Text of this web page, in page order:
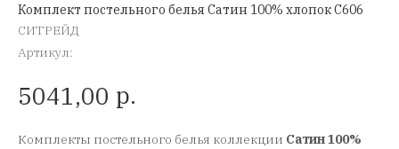
Комплект постельного белья Сатин 100% хлопок C606
СИТРЕЙД
Артикул:
5041,00 р.
Комплекты постельного белья коллекции Сатин 100%